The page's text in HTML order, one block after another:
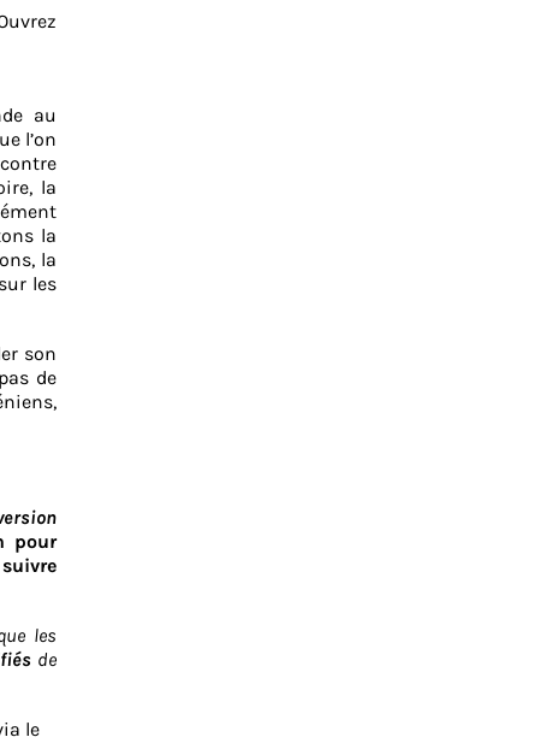
au
l’on
la
la
la
les
son
de
pour
les
de
le